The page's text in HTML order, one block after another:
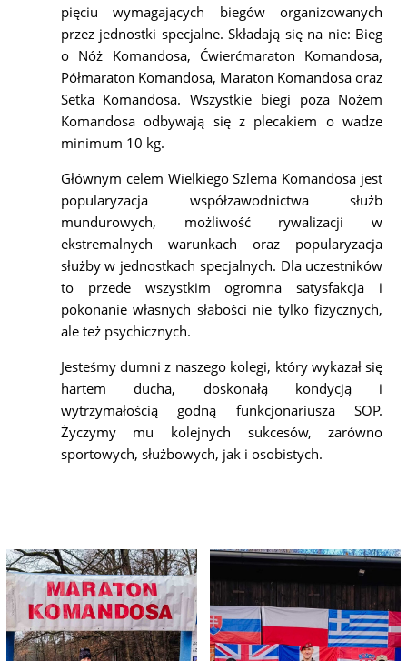
pięciu wymagających biegów organizowanych
przez jednostki specjalne. Składają się na nie: Bieg
o Nóż Komandosa, Ćwierćmaraton Komandosa,
Półmaraton Komandosa, Maraton Komandosa oraz
Setka Komandosa. Wszystkie biegi poza Nożem
Komandosa odbywają się z plecakiem o wadze
minimum 10 kg.
Głównym celem Wielkiego Szlema Komandosa jest
popularyzacja współzawodnictwa służb
mundurowych, możliwość rywalizacji w
ekstremalnych warunkach oraz popularyzacja
służby w jednostkach specjalnych. Dla uczestników
to przede wszystkim ogromna satysfakcja i
pokonanie własnych słabości nie tylko fizycznych,
ale też psychicznych.
Jesteśmy dumni z naszego kolegi, który wykazał się
hartem ducha, doskonałą kondycją i
wytrzymałością godną funkcjonariusza SOP.
Życzymy mu kolejnych sukcesów, zarówno
sportowych, służbowych, jak i osobistych.